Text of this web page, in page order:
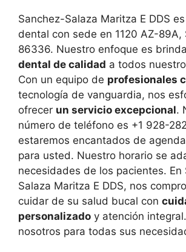
Sanchez-Salaza Maritza E DDS
dental con sede en 1120 AZ-89A,
86336. Nuestro enfoque es
dental de calidad a todos
Con un equipo de profesionales
tecnología de vanguardia, nos
ofrecer un servicio excepcional.
número de teléfono es +1 928-
estaremos encantados de
para usted. Nuestro horario se
necesidades de los pacientes. En
Salaza Maritza E DDS, nos
cuidar de su salud bucal con
personalizado y atención
nosotros para todas sus